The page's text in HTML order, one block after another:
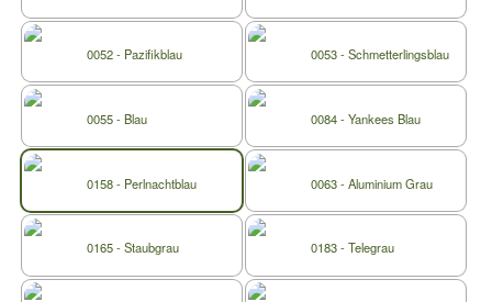
0052 - Pazifikblau 0053 - Schmetterlingsblau
0055 - Blau 0084 - Yankees Blau
0158 - Perlnachtblau 0063 - Aluminium Grau
0165 - Staubgrau 0183 - Telegrau